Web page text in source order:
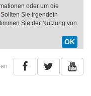
oder um die
Sie irgendein
Sie der Nutzung von
OK
en